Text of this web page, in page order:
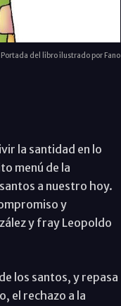
Portada del libro ilustrado por Fano
la santidad en lo
menú de la
a nuestro hoy.
y
y fray Leopoldo
los santos, y repasa
el rechazo a la